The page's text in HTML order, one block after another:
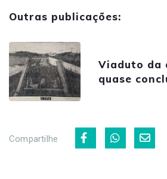
Outras publicações:
Viaduto da
quase
Compartilhe